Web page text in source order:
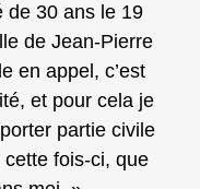
de 30 ans le 19
de Jean-Pierre
en appel, c’est
et pour cela je
partie civile
cette fois-ci, que